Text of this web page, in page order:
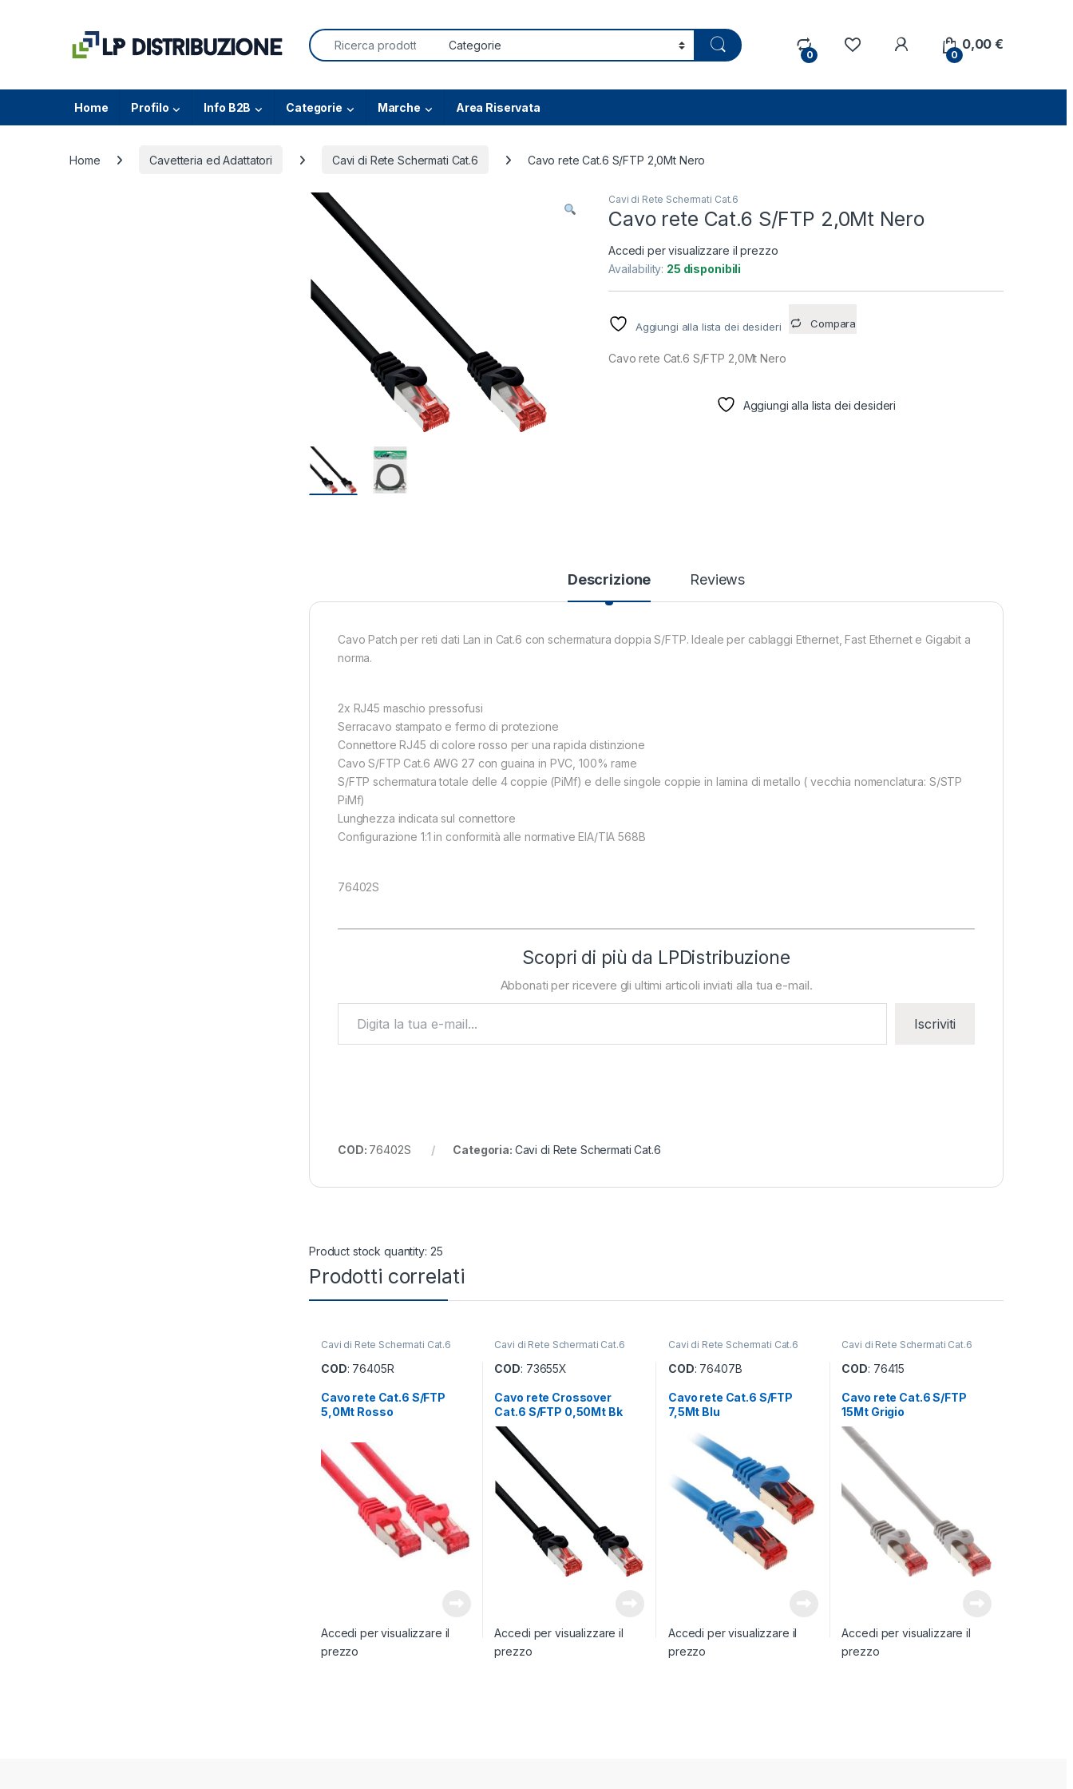
Search for:
0 0
0,00€
Home Profilo Info B2B Categorie Marche Area Riservata
Home Cavetteria ed Adattatori Cavi di Rete Schermati Cat.6 Cavo rete Cat.6 S/FTP 2,0Mt Nero
Cavi di Rete Schermati Cat.6
Cavo rete Cat.6 S/FTP 2,0Mt Nero
Accedi per visualizzare il prezzo
Availability: 25 disponibili
Aggiungi alla lista dei desideri Compara
Cavo rete Cat.6 S/FTP 2,0Mt Nero
Aggiungi alla lista dei desideri
Descrizione Reviews
Cavo Patch per reti dati Lan in Cat.6 con schermatura doppia S/FTP. Ideale per cablaggi Ethernet, Fast Ethernet e Gigabit a
norma.
2x RJ45 maschio pressofusi
Serracavo stampato e fermo di protezione
Connettore RJ45 di colore rosso per una rapida distinzione
Cavo S/FTP Cat.6 AWG 27 con guaina in PVC, 100% rame
S/FTP schermatura totale delle 4 coppie (PiMf) e delle singole coppie in lamina di metallo ( vecchia nomenclatura: S/STP
PiMf)
Lunghezza indicata sul connettore
Configurazione 1:1 in conformità alle normative EIA/TIA 568B
76402S
Scopri di più da LPDistribuzione
Abbonati per ricevere gli ultimi articoli inviati alla tua e-mail.
Iscriviti
COD: 76402S Categoria: Cavi di Rete Schermati Cat.6
Product stock quantity: 25
Prodotti correlati
Cavi di Rete Schermati Cat.6
COD: 76405R
Cavo rete Cat.6 S/FTP
5,0Mt Rosso
Accedi per visualizzare il
prezzo
Cavi di Rete Schermati Cat.6
COD: 73655X
Cavo rete Crossover
Cat.6 S/FTP 0,50Mt Bk
Accedi per visualizzare il
prezzo
Cavi di Rete Schermati Cat.6
COD: 76407B
Cavo rete Cat.6 S/FTP
7,5Mt Blu
Accedi per visualizzare il
prezzo
Cavi di Rete Schermati Cat.6
COD: 76415
Cavo rete Cat.6 S/FTP
15Mt Grigio
Accedi per visualizzare il
prezzo